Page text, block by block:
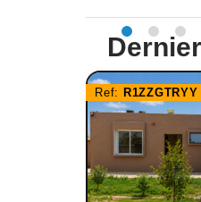
Ref: R1ZZGTRYY